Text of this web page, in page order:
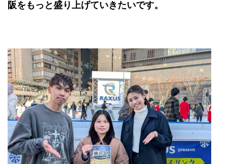
阪をもっと盛り上げていきたいです。